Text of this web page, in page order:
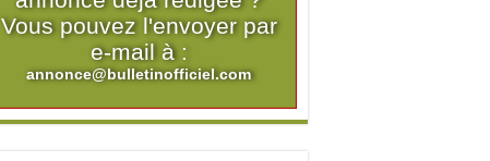
Vous pouvez l'envoyer par
e-mail à :
annonce@bulletinofficiel.com